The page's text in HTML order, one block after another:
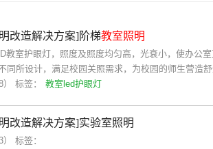
改造解决方案]阶梯教室照明
教室护眼灯，照度及照度均匀高，光衰小，使办公
同所设计，满足校园关照需求，为校园的师生营造舒
） 标签： 教室led护眼灯
改造解决方案]实验室照明
） 标签：